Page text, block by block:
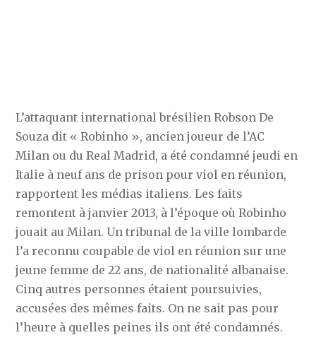
L’attaquant international brésilien Robson De
Souza dit « Robinho », ancien joueur de l’AC
Milan ou du Real Madrid, a été condamné jeudi en
Italie à neuf ans de prison pour viol en réunion,
rapportent les médias italiens. Les faits
remontent à janvier 2013, à l’époque où Robinho
jouait au Milan. Un tribunal de la ville lombarde
l’a reconnu coupable de viol en réunion sur une
jeune femme de 22 ans, de nationalité albanaise.
Cinq autres personnes étaient poursuivies,
accusées des mêmes faits. On ne sait pas pour
l’heure à quelles peines ils ont été condamnés.